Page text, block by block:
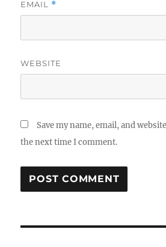
EMAIL *
WEBSITE
Save my name, email, and
the next time I comment.